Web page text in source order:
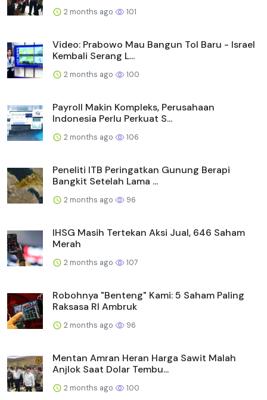
2 months ago 101
Video: Prabowo Mau Bangun Tol Baru - Israel
Kembali Serang L...
2 months ago 100
Payroll Makin Kompleks, Perusahaan
Indonesia Perlu Perkuat S...
2 months ago 106
Peneliti ITB Peringatkan Gunung Berapi
Bangkit Setelah Lama ...
2 months ago 96
IHSG Masih Tertekan Aksi Jual, 646 Saham
Merah
2 months ago 107
Robohnya "Benteng" Kami: 5 Saham Paling
Raksasa RI Ambruk
2 months ago 96
Mentan Amran Heran Harga Sawit Malah
Anjlok Saat Dolar Tembu...
2 months ago 100